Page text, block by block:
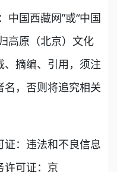
国西藏网”或“中国
高原（北京）文化
摘编、引用，须注
，否则将追究相关
：违法和不良信息
许可证：京